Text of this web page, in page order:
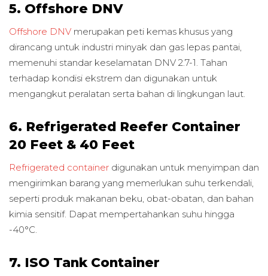
5. Offshore DNV
Offshore DNV merupakan peti kemas khusus yang
dirancang untuk industri minyak dan gas lepas pantai,
memenuhi standar keselamatan DNV 2.7-1. Tahan
terhadap kondisi ekstrem dan digunakan untuk
mengangkut peralatan serta bahan di lingkungan laut.
6. Refrigerated Reefer Container
20 Feet & 40 Feet
Refrigerated container digunakan untuk menyimpan dan
mengirimkan barang yang memerlukan suhu terkendali,
seperti produk makanan beku, obat-obatan, dan bahan
kimia sensitif. Dapat mempertahankan suhu hingga
-40°C.
7. ISO Tank Container